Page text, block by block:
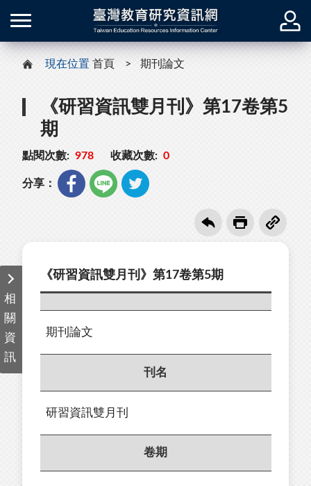
現在位置 首頁 期刊論文
《研習資訊雙月刊》第17卷第5
期
點閱次數: 978 收藏次數: 0
分享：
相
關
資
訊
《研習資訊雙月刊》第17卷第5期
期刊論文
刊名
研習資訊雙月刊
卷期